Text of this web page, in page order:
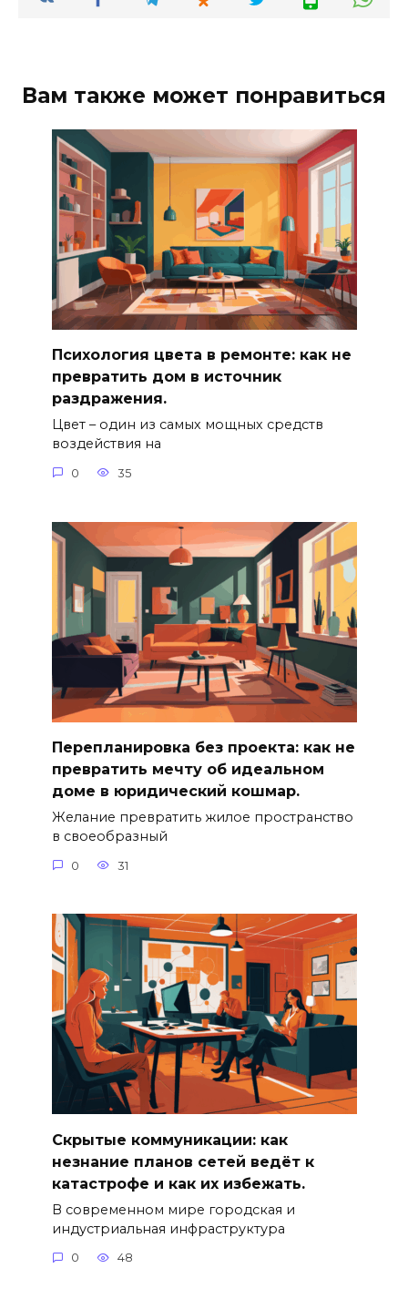
Вам также может понравиться
Психология цвета в ремонте: как не
превратить дом в источник
раздражения.
Цвет – один из самых мощных средств
воздействия на
0 35
Перепланировка без проекта: как не
превратить мечту об идеальном
доме в юридический кошмар.
Желание превратить жилое пространство
в своеобразный
0 31
Скрытые коммуникации: как
незнание планов сетей ведёт к
катастрофе и как их избежать.
В современном мире городская и
индустриальная инфраструктура
0 48